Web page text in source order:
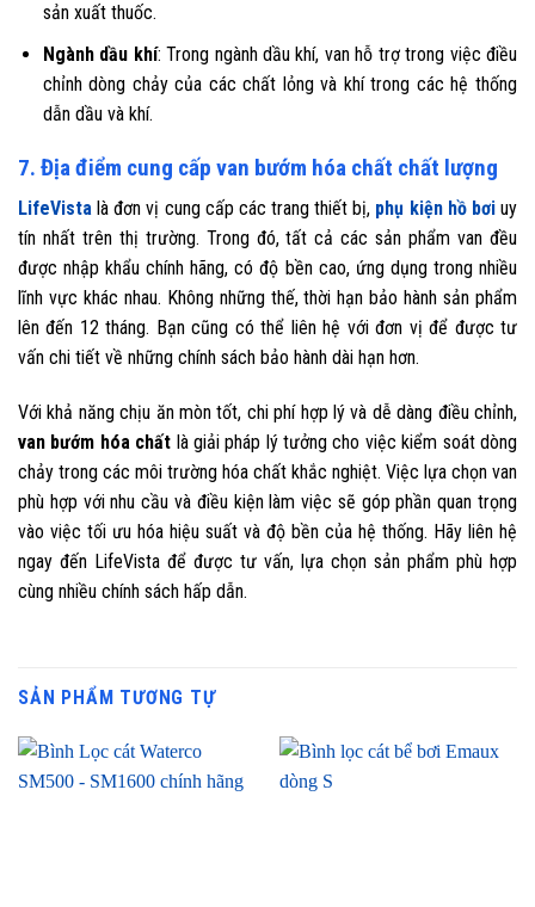
sản xuất thuốc.
Ngành dầu khí: Trong ngành dầu khí, van hỗ trợ trong việc điều
chỉnh dòng chảy của các chất lỏng và khí trong các hệ thống
dẫn dầu và khí.
7. Địa điểm cung cấp van bướm hóa chất chất lượng
LifeVista là đơn vị cung cấp các trang thiết bị, phụ kiện hồ bơiuy
tín nhất trên thị trường. Trong đó, tất cả các sản phẩm van đều
được nhập khẩu chính hãng, có độ bền cao, ứng dụng trong nhiều
lĩnh vực khác nhau. Không những thế, thời hạn bảo hành sản phẩm
lên đến 12 tháng. Bạn cũng có thể liên hệ với đơn vị để được tư
vấn chi tiết về những chính sách bảo hành dài hạn hơn.
Với khả năng chịu ăn mòn tốt, chi phí hợp lý và dễ dàng điều chỉnh,
van bướm hóa chất là giải pháp lý tưởng cho việc kiểm soát dòng
chảy trong các môi trường hóa chất khắc nghiệt. Việc lựa chọn van
phù hợp với nhu cầu và điều kiện làm việc sẽ góp phần quan trọng
vào việc tối ưu hóa hiệu suất và độ bền của hệ thống. Hãy liên hệ
ngay đến LifeVista để được tư vấn, lựa chọn sản phẩm phù hợp
cùng nhiều chính sách hấp dẫn.
SẢN PHẨM TƯƠNG TỰ